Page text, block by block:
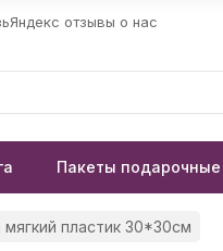
Яндекс отзывы о нас
Пакеты подарочные
мягкий пластик 30*30см